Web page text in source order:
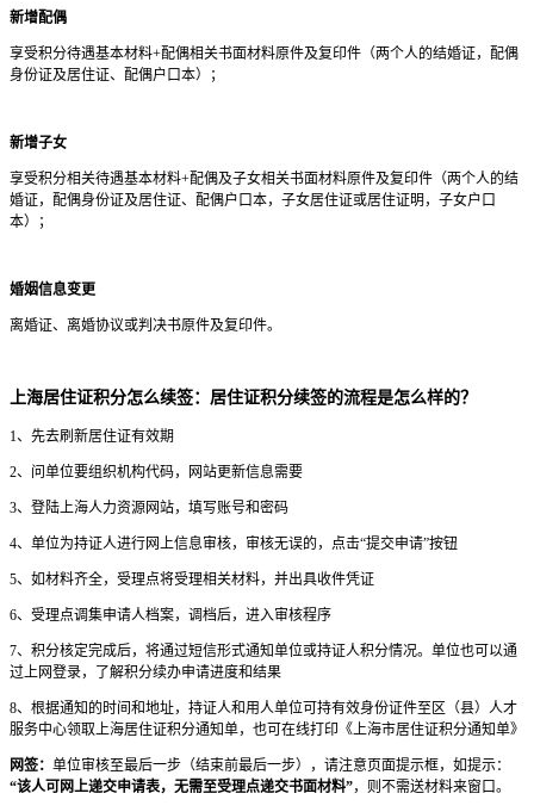
新增配偶
享受积分待遇基本材料+配偶相关书面材料原件及复印件（两个人的结婚证，配偶
身份证及居住证、配偶户口本）；
新增子女
享受积分相关待遇基本材料+配偶及子女相关书面材料原件及复印件（两个人的结
婚证，配偶身份证及居住证、配偶户口本，子女居住证或居住证明，子女户口
本）；
婚姻信息变更
离婚证、离婚协议或判决书原件及复印件。
上海居住证积分怎么续签：居住证积分续签的流程是怎么样的？
1、先去刷新居住证有效期
2、问单位要组织机构代码，网站更新信息需要
3、登陆上海人力资源网站，填写账号和密码
4、单位为持证人进行网上信息审核，审核无误的，点击“提交申请”按钮
5、如材料齐全，受理点将受理相关材料，并出具收件凭证
6、受理点调集申请人档案，调档后，进入审核程序
7、积分核定完成后，将通过短信形式通知单位或持证人积分情况。单位也可以通
过上网登录，了解积分续办申请进度和结果
8、根据通知的时间和地址，持证人和用人单位可持有效身份证件至区（县）人才
服务中心领取上海居住证积分通知单，也可在线打印《上海市居住证积分通知单》
网签： 单位审核至最后一步（结束前最后一步），请注意页面提示框，如提示：
“该人可网上递交申请表，无需至受理点递交书面材料”，则不需送材料来窗口。